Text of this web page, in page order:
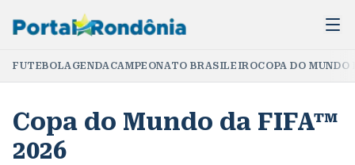
FUTEBOLAGENDACAMPEONATO BRASILEIROCOPA DO
Copa do Mundo da FIFA™
2026